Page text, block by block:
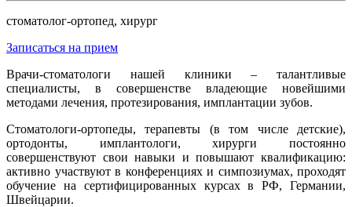
стоматолог-ортопед, хирург
Записаться на прием
Врачи-стоматологи нашей клиники – талантливые
специалисты, в совершенстве владеющие новейшими
методами лечения, протезирования, имплантации зубов.
Стоматологи-ортопеды, терапевты (в том числе детские),
ортодонты, имплантологи, хирурги постоянно
совершенствуют свои навыки и повышают квалификацию:
активно участвуют в конференциях и симпозиумах, проходят
обучение на сертифицированных курсах в РФ, Германии,
Швейцарии.